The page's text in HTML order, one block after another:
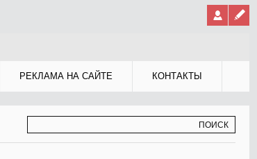
РЕКЛАМА НА САЙТЕ КОНТАКТЫ